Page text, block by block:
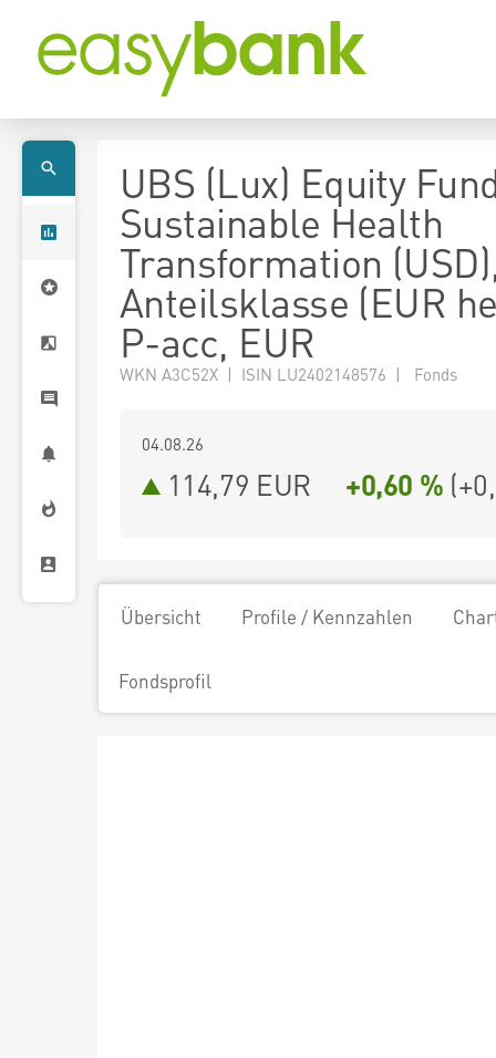
UBS (Lux) Equity
Sustainable Health
Transformation
Anteilsklasse (EUR
P-acc, EUR
WKN A3C52X | ISIN LU2402148576 | Fonds
04.08.26
114,79 EUR +0,60 % (
Übersicht Profile / Kennzahlen
Fondsprofil